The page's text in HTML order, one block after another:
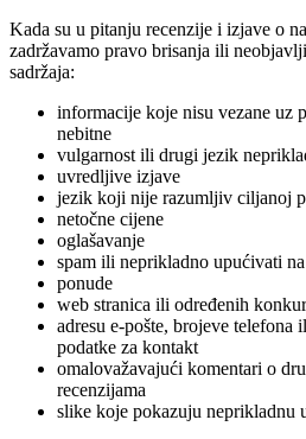
Kada su u pitanju recenzije i izjave o
zadržavamo pravo brisanja ili
sadržaja:
informacije koje nisu vezane uz
nebitne
vulgarnost ili drugi jezik
uvredljive izjave
jezik koji nije razumljiv ciljanoj
netočne cijene
oglašavanje
spam ili neprikladno upućivati
ponude
web stranica ili određenih
adresu e-pošte, brojeve telefona
podatke za kontakt
omalovažavajući komentari o
recenzijama
slike koje pokazuju neprikladnu